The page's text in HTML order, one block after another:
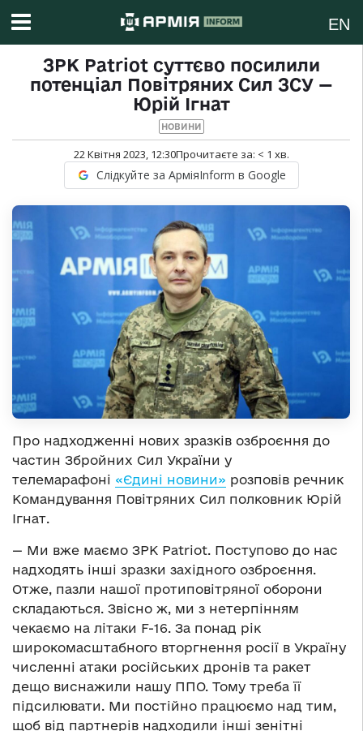
EN
ЗРК Patriot суттєво посилили
потенціал Повітряних Сил ЗСУ —
Юрій Ігнат
НОВИНИ
22 Квітня 2023, 12:30Прочитаєте за: < 1 хв.
Слідкуйте за АрміяInform в Google
Про надходженні нових зразків озброєння до
частин Збройних Сил України у
телемарафоні «Єдині новини» розповів речник
Командування Повітряних Сил полковник Юрій
Ігнат.
— Ми вже маємо ЗРК Patriot. Поступово до нас
надходять інші зразки західного озброєння.
Отже, пазли нашої протиповітряної оборони
складаються. Звісно ж, ми з нетерпінням
чекаємо на літаки F-16. За понад рік
широкомасштабного вторгнення росії в Україну
численні атаки російських дронів та ракет
дещо виснажили нашу ППО. Тому треба її
підсилювати. Ми постійно працюємо над тим,
щоб від партнерів надходили інші зенітні